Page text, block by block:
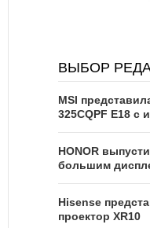
ВЫБОР
MSI
325CQPF E18 с
HONOR
большим
Hisense
проектор XR10